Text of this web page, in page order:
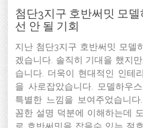
첨단3지구 호반써밋 모
선 안 될 기회
지난 첨단3지구 호반써밋 모델
겠습니다. 솔직히 기대을 했지
습니다. 더욱이 현대적인 인테
을 사로잡았습니다. 모델하우
특별한 느낌을 보여주었습니
꼼한 설명 덕분에 이해하는데